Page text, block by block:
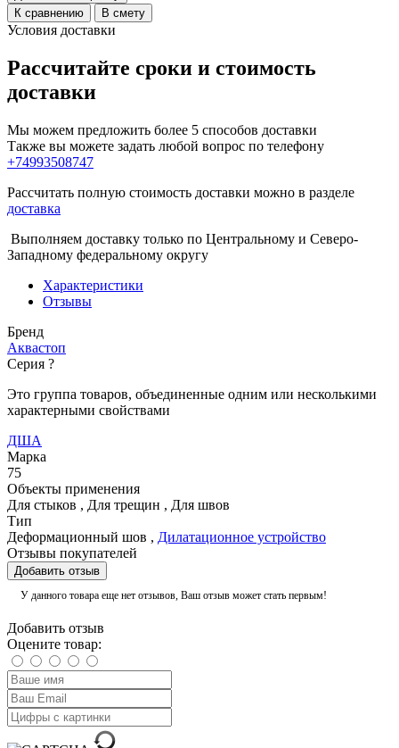
К сравнению
В смету
Условия доставки
Рассчитайте сроки и стоимость
доставки
Мы можем предложить более 5 способов доставки
Также вы можете задать любой вопрос по телефону
+74993508747
Рассчитать полную стоимость доставки можно в разделе
доставка
Выполняем доставку только по Центральному и Северо-
Западному федеральному округу
Характеристики
Отзывы
Бренд
Аквастоп
Серия ?
Это группа товаров, объединенные одним или несколькими
характерными свойствами
ДША
Марка
75
Объекты применения
Для стыков , Для трещин , Для швов
Тип
Деформационный шов , Дилатационное устройство
Отзывы покупателей
Добавить отзыв
У данного товара еще нет отзывов, Ваш отзыв может стать первым!
Добавить отзыв
Оцените товар: